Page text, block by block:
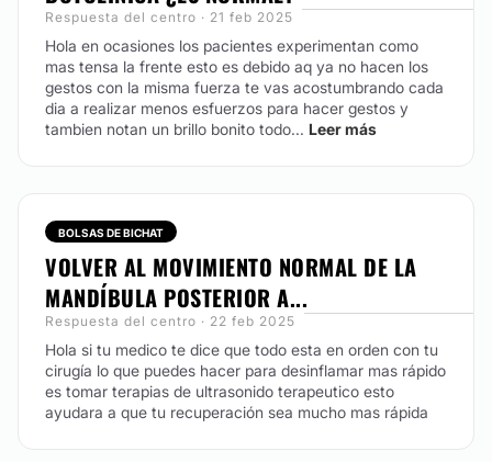
Respuesta del centro · 21 feb 2025
Hola en ocasiones los pacientes experimentan como
mas tensa la frente esto es debido aq ya no hacen los
gestos con la misma fuerza te vas acostumbrando cada
dia a realizar menos esfuerzos para hacer gestos y
tambien notan un brillo bonito todo... Leer más
BOLSAS DE BICHAT
VOLVER AL MOVIMIENTO NORMAL DE LA
MANDÍBULA POSTERIOR A...
Respuesta del centro · 22 feb 2025
Hola si tu medico te dice que todo esta en orden con tu
cirugía lo que puedes hacer para desinflamar mas rápido
es tomar terapias de ultrasonido terapeutico esto
ayudara a que tu recuperación sea mucho mas rápida